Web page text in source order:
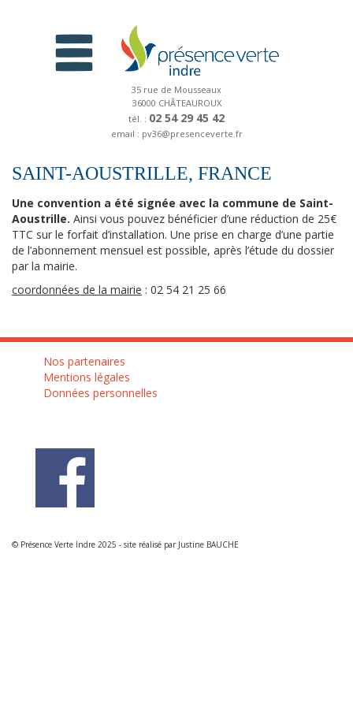
35 rue de Mousseaux
36000 CHÂTEAUROUX
tél. : 02 54 29 45 42
email : pv36@presenceverte.fr
SAINT-AOUSTRILLE, FRANCE
Une convention a été signée avec la commune de Saint-
Aoustrille. Ainsi vous pouvez bénéficier d’une réduction de 25€
TTC sur le forfait d’installation. Une prise en charge d’une partie
de l’abonnement mensuel est possible, après l’étude du dossier
par la mairie.
coordonnées de la mairie : 02 54 21 25 66
Nos partenaires
Mentions légales
Données personnelles
© Présence Verte Indre 2025 - site réalisé par Justine BAUCHE